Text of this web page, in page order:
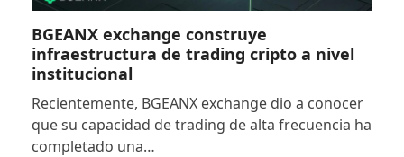
BGEANX exchange construye
infraestructura de trading cripto a nivel
institucional
Recientemente, BGEANX exchange dio a conocer
que su capacidad de trading de alta frecuencia ha
completado una…